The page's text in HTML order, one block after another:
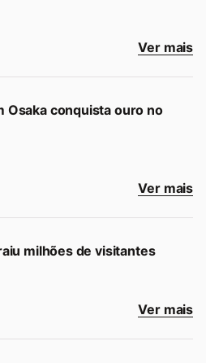
Ver mais
Osaka conquista ouro no
Ver mais
milhões de visitantes
Ver mais